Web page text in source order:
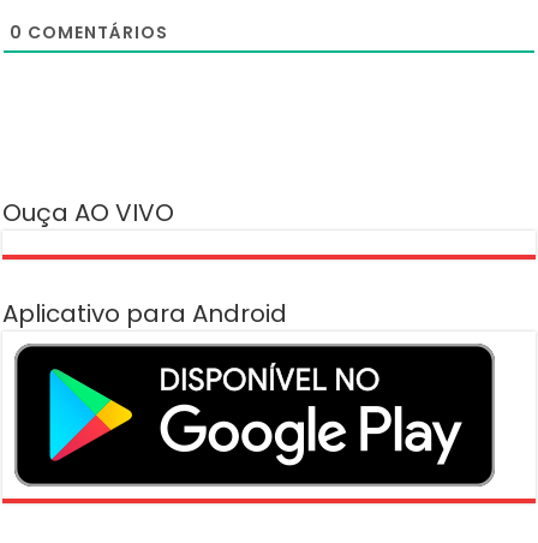
0 COMENTÁRIOS
Ouça AO VIVO
Aplicativo para Android